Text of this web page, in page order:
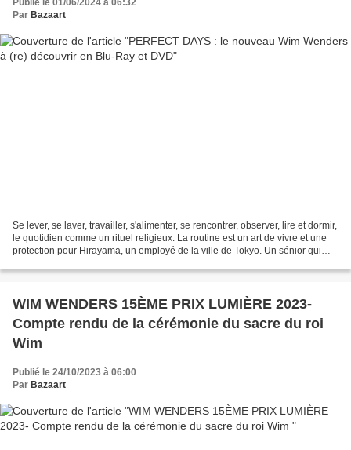
Publié le 01/06/2024 à 06:32
Par Bazaart
Se lever, se laver, travailler, s'alimenter, se rencontrer, observer, lire et dormir,
le quotidien comme un rituel religieux. La routine est un art de vivre et une
protection pour Hirayama, un employé de la ville de Tokyo. Un sénior qui
WIM WENDERS 15ÈME PRIX LUMIÈRE 2023-
Compte rendu de la cérémonie du sacre du roi
Wim
Publié le 24/10/2023 à 06:00
Par Bazaart